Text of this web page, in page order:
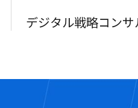
詳しく見る
し、人とテクノロジーを
デジタル戦略コン